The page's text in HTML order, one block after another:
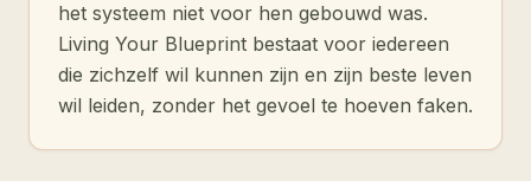
het systeem niet voor hen gebouwd was.
Living Your Blueprint bestaat voor iedereen
die zichzelf wil kunnen zijn en zijn beste leven
wil leiden, zonder het gevoel te hoeven faken.